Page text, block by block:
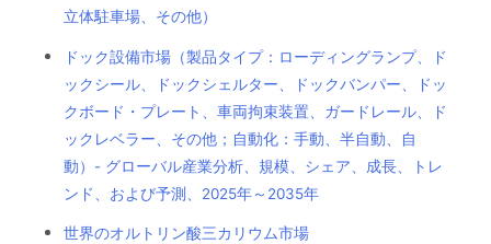
立体駐車場、その他）
ドック設備市場（製品タイプ：ローディングランプ、ド
ックシール、ドックシェルター、ドックバンパー、ドッ
クボード・プレート、車両拘束装置、ガードレール、ド
ックレベラー、その他；自動化：手動、半自動、自
動）- グローバル産業分析、規模、シェア、成長、トレ
ンド、および予測、2025年～2035年
世界のオルトリン酸三カリウム市場